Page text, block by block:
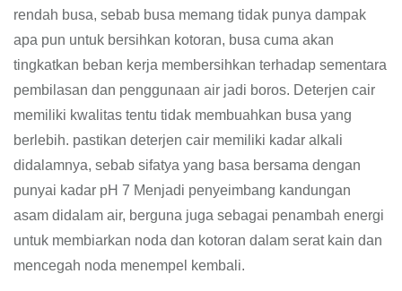
rendah busa, sebab busa memang tidak punya dampak
apa pun untuk bersihkan kotoran, busa cuma akan
tingkatkan beban kerja membersihkan terhadap sementara
pembilasan dan penggunaan air jadi boros. Deterjen cair
memiliki kwalitas tentu tidak membuahkan busa yang
berlebih. pastikan deterjen cair memiliki kadar alkali
didalamnya, sebab sifatya yang basa bersama dengan
punyai kadar pH 7 Menjadi penyeimbang kandungan
asam didalam air, berguna juga sebagai penambah energi
untuk membiarkan noda dan kotoran dalam serat kain dan
mencegah noda menempel kembali.